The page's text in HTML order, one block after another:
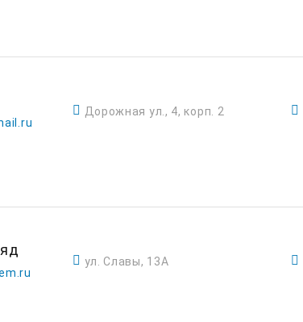
Дорожная ул., 4, корп. 2
ул. Славы, 13А